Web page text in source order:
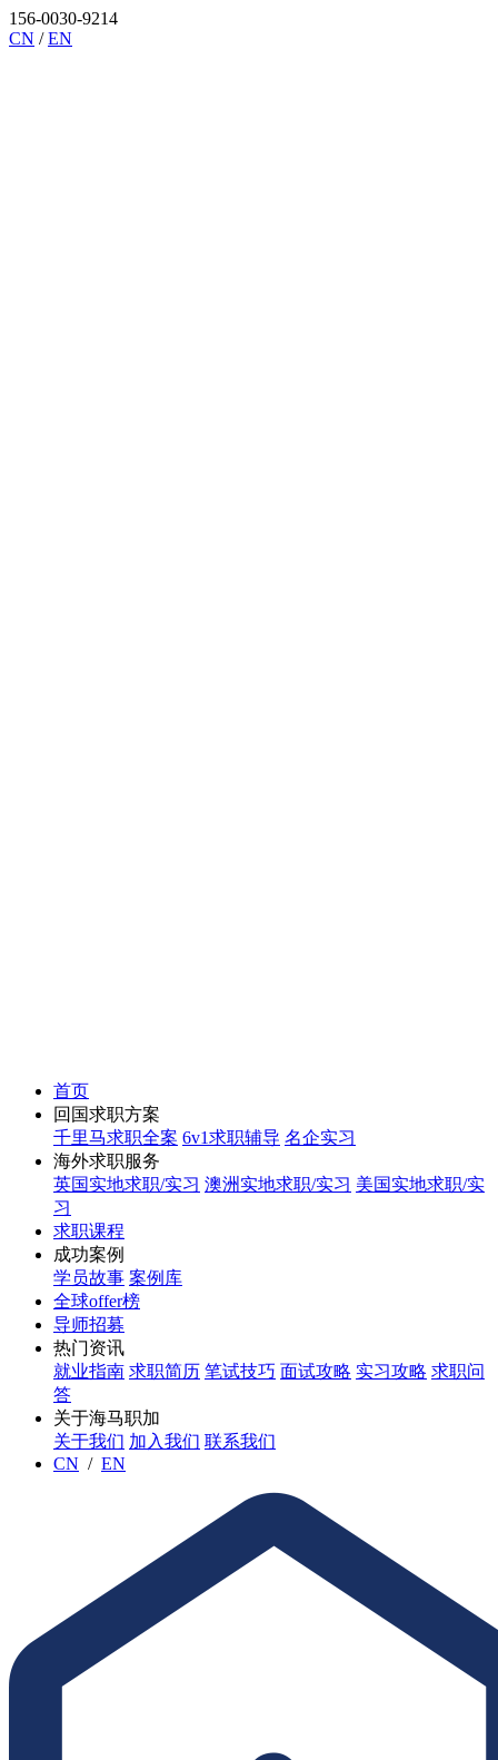
156-0030-9214
CN /EN
首页
回国求职方案
千里马求职全案 6v1求职辅导 名企实习
海外求职服务
英国实地求职/实习 澳洲实地求职/实习 美国实地求职/实
习
求职课程
成功案例
学员故事 案例库
全球offer榜
导师招募
热门资讯
就业指南 求职简历 笔试技巧 面试攻略 实习攻略 求职问
答
关于海马职加
关于我们 加入我们 联系我们
CN / EN